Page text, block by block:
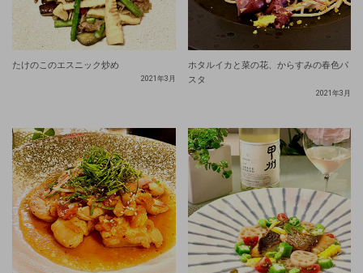
たけのこのエスニック炒め
2021年3月
ホタルイカと菜の花、からすみの春色パ
スタ
2021年3月